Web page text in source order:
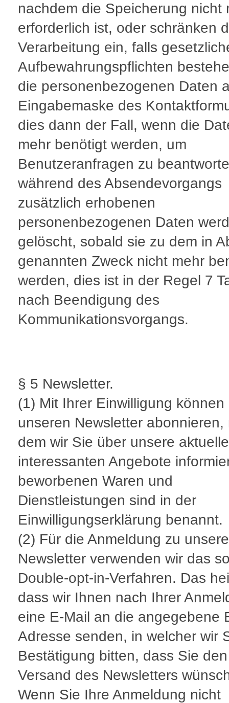
nachdem die Speicherung nicht
erforderlich ist, oder schränken
Verarbeitung ein, falls
Aufbewahrungspflichten
die personenbezogenen Daten
Eingabemaske des
dies dann der Fall, wenn die
mehr benötigt werden, um
Benutzeranfragen zu
während des Absendevorgangs
zusätzlich erhobenen
personenbezogenen Daten
gelöscht, sobald sie zu dem in
genannten Zweck nicht mehr
werden, dies ist in der Regel 7
nach Beendigung des
Kommunikationsvorgangs.
§ 5 Newsletter.
(1) Mit Ihrer Einwilligung können
unseren Newsletter abonnieren,
dem wir Sie über unsere
interessanten Angebote
beworbenen Waren und
Dienstleistungen sind in der
Einwilligungserklärung benannt.
(2) Für die Anmeldung zu
Newsletter verwenden wir das
Double-opt-in-Verfahren. Das
dass wir Ihnen nach Ihrer
eine E-Mail an die angegebene
Adresse senden, in welcher wir
Bestätigung bitten, dass Sie den
Versand des Newsletters
Wenn Sie Ihre Anmeldung nicht